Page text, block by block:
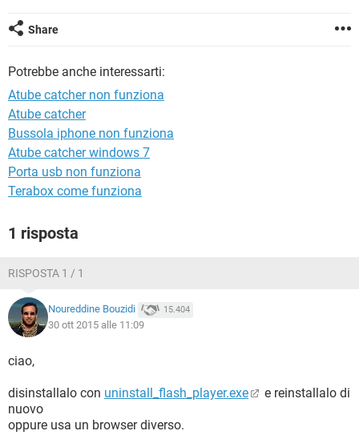
HARDWARE
TIKTOK
Share
Potrebbe anche interessarti:
Atube catcher non funziona
Atube catcher
Bussola iphone non funziona
Atube catcher windows 7
Porta usb non funziona
Terabox come funziona
1 risposta
RISPOSTA 1 / 1
Noureddine Bouzidi 15.404
30 ott 2015 alle 11:09
ciao,
disinstallalo con uninstall_flash_player.exe
e reinstallalo di
nuovo
oppure usa un browser diverso.